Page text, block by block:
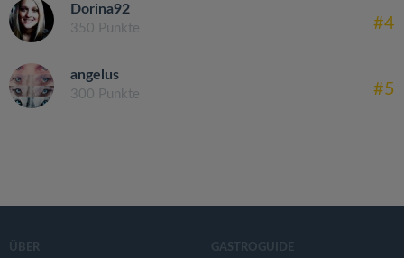
Dorina92
350 Punkte #4
angelus
300 Punkte #5
ÜBER GASTROGUIDE